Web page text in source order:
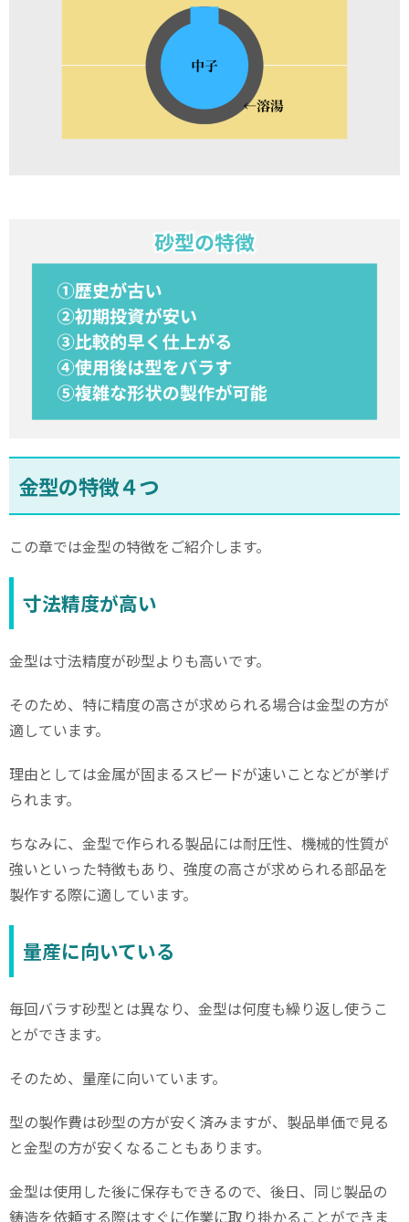
金型の特徴４つ
この章では金型の特徴をご紹介します。
寸法精度が高い
金型は寸法精度が砂型よりも高いです。
そのため、特に精度の高さが求められる場合は金型の方が
適しています。
理由としては金属が固まるスピードが速いことなどが挙げ
られます。
ちなみに、金型で作られる製品には耐圧性、機械的性質が
強いといった特徴もあり、強度の高さが求められる部品を
製作する際に適しています。
量産に向いている
毎回バラす砂型とは異なり、金型は何度も繰り返し使うこ
とができます。
そのため、量産に向いています。
型の製作費は砂型の方が安く済みますが、製品単価で見る
と金型の方が安くなることもあります。
金型は使用した後に保存もできるので、後日、同じ製品の
鋳造を依頼する際はすぐに作業に取り掛かることができま